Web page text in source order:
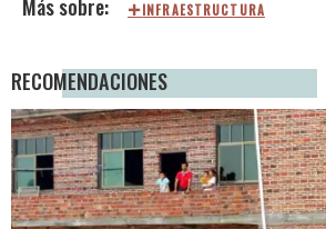
INFRAESTRUCTURA
RECOMENDACIONES